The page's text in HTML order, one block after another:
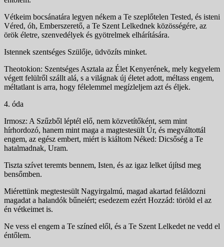
Vétkeim bocsánatára legyen nékem a Te szeplőtelen Tested, és isteni
Véred, óh, Emberszerető, a Te Szent Lelkednek közösségére, az
örök életre, szenvedélyek és gyötrelmek elhárítására.
Istennek szentséges Szülője, üdvözíts minket.
Theotokion: Szentséges Asztala az Élet Kenyerének, mely kegyelem
végett felülről szállt alá, s a világnak új életet adott, méltass engem,
méltatlant is arra, hogy félelemmel megízleljem azt és éljek.
4. óda
Irmosz: A Szűzből léptél elő, nem közvetítőként, sem mint
hírhordozó, hanem mint maga a magtestesült Úr, és megváltottál
engem, az egész embert, miért is kiáltom Néked: Dicsőség a Te
hatalmadnak, Uram.
Tiszta szívet teremts bennem, Isten, és az igaz lelket újítsd meg
bensőmben.
Miérettünk megtestesült Nagyirgalmú, magad akartad feláldozni
magadat a halandók bűneiért; esedezem ezért Hozzád: töröld el az
én vétkeimet is.
Ne vess el engem a Te színed elől, és a Te Szent Lelkedet ne vedd el
éntőlem.